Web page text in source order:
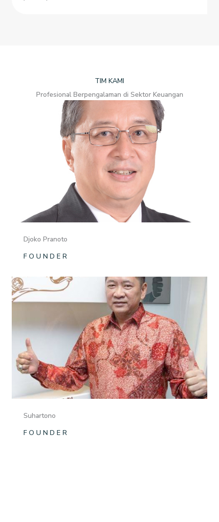
TIM KAMI
Profesional Berpengalaman di Sektor Keuangan
Djoko Pranoto
F O U N D E R
Suhartono
F O U N D E R